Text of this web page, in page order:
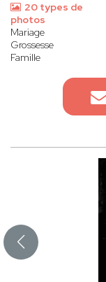
20 types de
photos
Mariage
Grossesse
Famille